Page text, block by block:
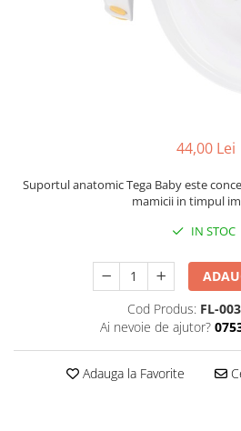
Olite tip scaunel simple
Suporti anatomici plastic
Mese de infasat pliabile
Tampoane postnatale
44,00 Lei
Suportul anatomic Tega Baby este
mamicii in timpul
IN STOC
Cod Produs: FL-
Ai nevoie de ajutor?
Adauga la Favorite